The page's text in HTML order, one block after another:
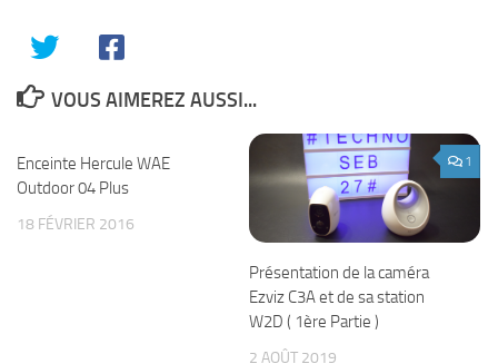
VOUS AIMEREZ AUSSI...
Enceinte Hercule WAE
Outdoor 04 Plus
18 FÉVRIER 2016
1
Présentation de la caméra
Ezviz C3A et de sa station
W2D ( 1ère Partie )
2 AOÛT 2019